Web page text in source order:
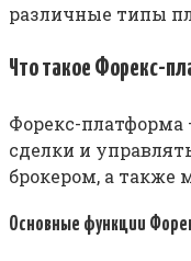
различные типы
Что такое Форекс-
Форекс-платформа
сделки и
брокером, а
Основные функции